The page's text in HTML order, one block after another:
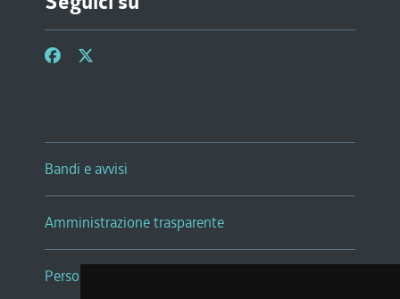
Bandi e avvisi
Amministrazione trasparente
Persone e Uffici